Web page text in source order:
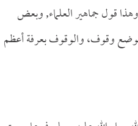
قول جماهير العلماء, وبعض
موضع وقوف، والوقوف بعرفة أعظم